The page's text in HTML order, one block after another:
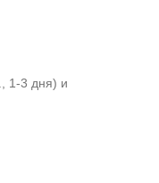
, 1-3 дня) и